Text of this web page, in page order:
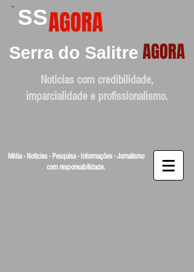
SSAGORA
Serra do Salitre AGORA
Noticias com credibilidade,
imparcialidade e profissionalismo.
Mídia - Noticias - Pesquisa - Informações - Jornalismo
com responsabilidade.